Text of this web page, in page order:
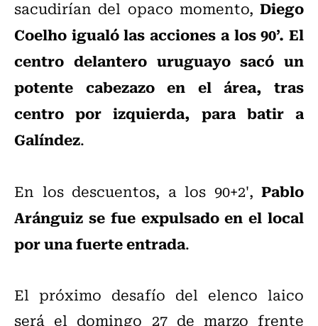
sacudirían del opaco momento, Diego
Coelho igualó las acciones a los 90’. El
centro delantero uruguayo sacó un
potente cabezazo en el área, tras
centro por izquierda, para batir a
Galíndez.
En los descuentos, a los 90+2', Pablo
Aránguiz se fue expulsado en el local
por una fuerte entrada.
El próximo desafío del elenco laico
será el domingo 27 de marzo frente